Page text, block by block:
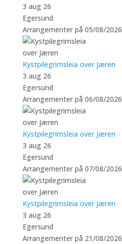
3 aug 26
Egersund
Arrangementer på 05/08/2026
Kystpilegrimsleia over Jæren
3 aug 26
Egersund
Arrangementer på 06/08/2026
Kystpilegrimsleia over Jæren
3 aug 26
Egersund
Arrangementer på 07/08/2026
Kystpilegrimsleia over Jæren
3 aug 26
Egersund
Arrangementer på 21/08/2026